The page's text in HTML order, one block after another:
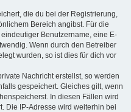
die du bei der Registrierung,
Bereich angibst. Für die
Benutzername, eine E-
Wenn durch den Betreiber
wurden, so ist dies für dich vor
Nachricht erstellst, so werden
gespeichert. Gleiches gilt, wenn
In diesen Fällen wird
Die IP-Adresse wird weiterhin bei